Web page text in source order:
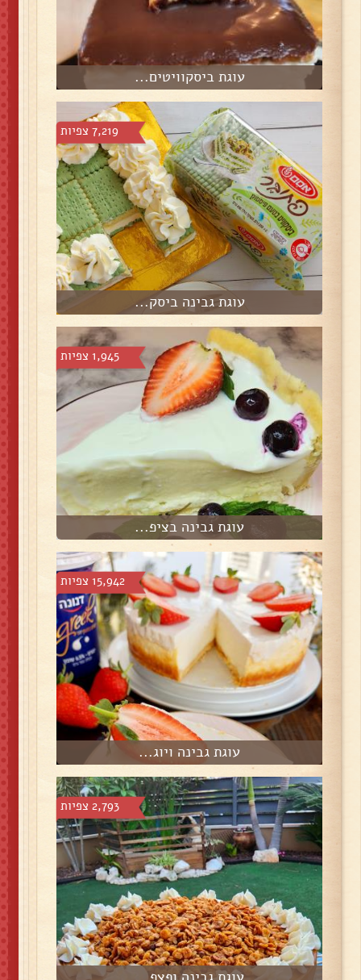
עוגת ביסקוויטים...
7,219 צפיות
עוגת גבינה ביסק...
1,945 צפיות
עוגת גבינה בציפ...
15,942 צפיות
עוגת גבינה ויוג...
2,793 צפיות